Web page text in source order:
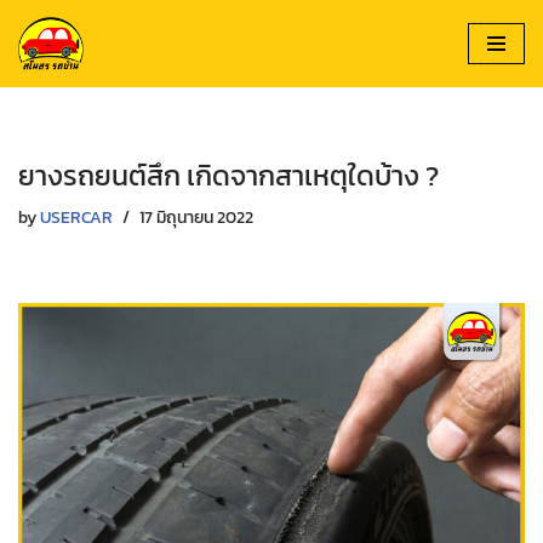
Skip
to
ยางรถยนต์สึก เกิดจากสาเหตุใดบ้าง ?
byUSERCAR 17 มิถุนายน 2022